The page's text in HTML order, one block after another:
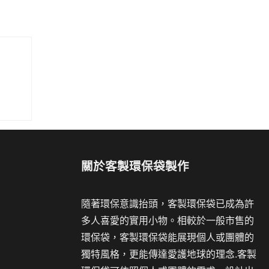
關於客製環保袋製作
隨著環保意識抬頭，客製環保袋已成為許
多人喜愛的實用小物。相較於一般市售的
環保袋，客製環保袋能展現個人或團體的
獨特風格，更能傳達愛護地球的理念.客製